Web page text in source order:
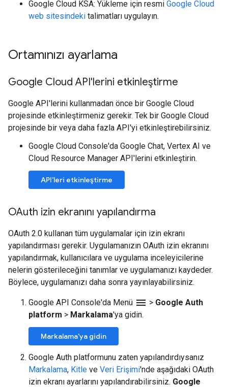
Google Cloud KSA: Yükleme için resmi Google Cloud
web sitesindeki talimatları uygulayın.
Ortamınızı ayarlama
Google Cloud API'lerini etkinleştirme
Google API'lerini kullanmadan önce bir Google Cloud
projesinde etkinleştirmeniz gerekir. Tek bir Google Cloud
projesinde bir veya daha fazla API'yi etkinleştirebilirsiniz.
Google Cloud Console'da Google Chat, Vertex AI ve
Cloud Resource Manager API'lerini etkinleştirin.
API'leri etkinleştirme
OAuth izin ekranını yapılandırma
OAuth 2.0 kullanan tüm uygulamalar için izin ekranı
yapılandırması gerekir. Uygulamanızın OAuth izin ekranını
yapılandırmak, kullanıcılara ve uygulama inceleyicilerine
nelerin gösterileceğini tanımlar ve uygulamanızı kaydeder.
Böylece, uygulamanızı daha sonra yayınlayabilirsiniz.
Google API Console'da Menü menu > Google Auth
platform > Markalama'ya gidin.
Markalama'ya gidin
Google Auth platformunu zaten yapılandırdıysanız
Markalama, Kitle ve Veri Erişimi'nde aşağıdaki OAuth
izin ekranı ayarlarını yapılandırabilirsiniz. Google